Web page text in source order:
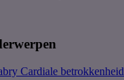
Cardiale betrokkenheid